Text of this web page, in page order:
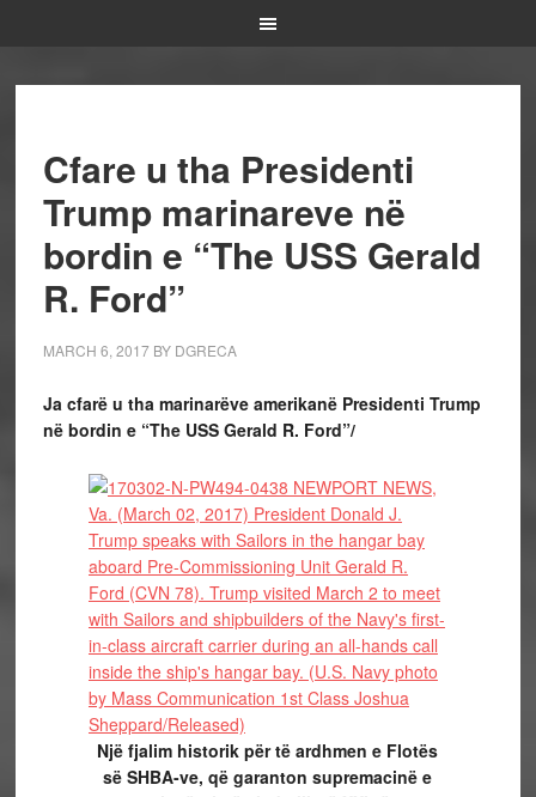
Cfare u tha Presidenti
Trump marinareve në
bordin e “The USS Gerald
R. Ford”
MARCH 6, 2017BY DGRECA
Ja cfarë u tha marinarëve amerikanë Presidenti Trump
në bordin e “The USS Gerald R. Ford”/
Një fjalim historik për të ardhmen e Flotës
së SHBA-ve, që garanton supremacinë e